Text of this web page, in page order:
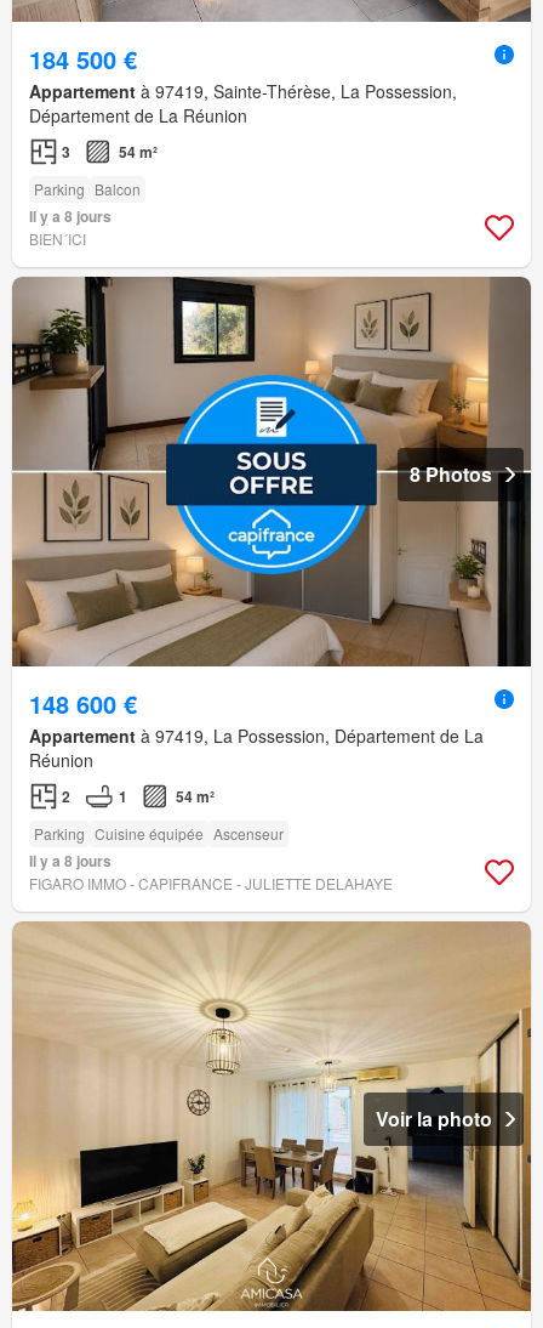
184 500 €
Appartement à 97419, Sainte-Thérèse, La Possession,
Département de La Réunion
3 54 m²
Parking Balcon
Il y a 8 jours
BIEN´ICI
8 Photos
148 600 €
Appartement à 97419, La Possession, Département de La
Réunion
2 1 54 m²
Parking Cuisine équipée Ascenseur
Il y a 8 jours
FIGARO IMMO - CAPIFRANCE - JULIETTE DELAHAYE
Voir la photo